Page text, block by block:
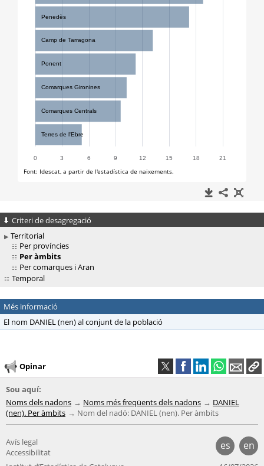
Criteri de desagregació
Territorial
Per províncies
Per àmbits
Per comarques i Aran
Temporal
Més informació
El nom DANIEL (nen) al conjunt de la població
Opinar
Sou aquí:
Noms dels nadons
Noms més freqüents dels nadons
DANIEL
(nen). Per àmbits
Nom del nadó: DANIEL (nen). Per àmbits
es en
Avís legal
Accessibilitat